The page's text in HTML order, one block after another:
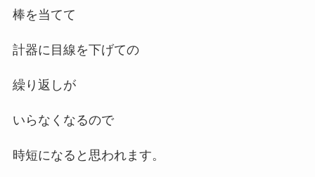
棒を当てて
計器に目線を下げての
繰り返しが
いらなくなるので
時短になると思われます。